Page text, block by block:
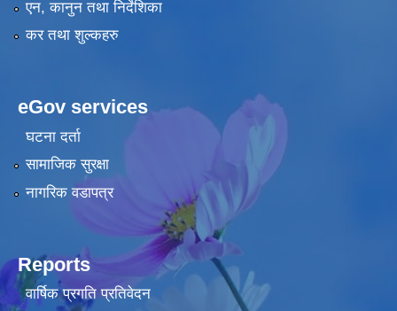
एन, कानुन तथा निर्देशिका
कर तथा शुल्कहरु
eGov services
घटना दर्ता
सामाजिक सुरक्षा
नागरिक वडापत्र
Reports
वार्षिक प्रगति प्रतिवेदन